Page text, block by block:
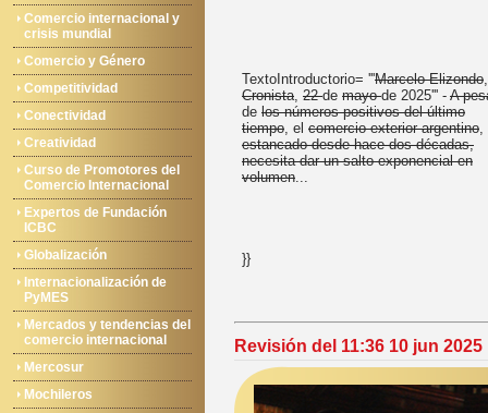
Comercio internacional y
crisis mundial
Comercio y Género
Competitividad
Conectividad
Creatividad
Curso de Promotores del
Comercio Internacional
Expertos de Fundación
ICBC
Globalización
Internacionalización de
PyMES
Mercados y tendencias del
comercio internacional
Mercosur
Mochileros
TextoIntroductorio= '''Marcelo Elizondo,
Cronista, 22de mayode 2025''' - A
de los números positivos del último
tiempo, el comercio exterior argentino,
estancado desde hace dos décadas,
necesita dar un salto exponencial en
volumen...
}}
Revisión del 11:36 10 jun 2025